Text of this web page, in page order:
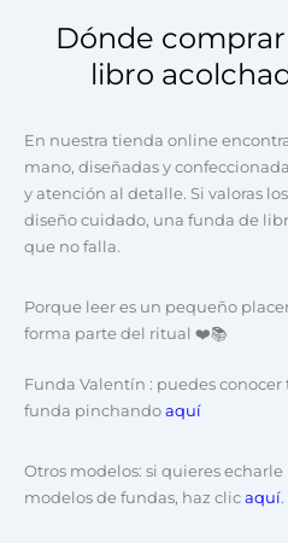
Dónde
libro
En nuestra tienda online
mano, diseñadas y
y atención al detalle. Si valoras
diseño cuidado, una funda de
que no falla.
Porque leer es un pequeño
forma parte del ritual ❤️📚
Funda Valentín : puedes conocer
funda pinchandoaquí
Otros modelos: si quieres echarle
modelos de fundas, haz clicaquí.